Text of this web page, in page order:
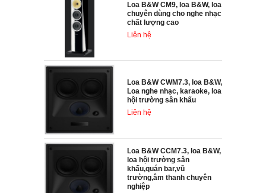
Loa B&W CM9, loa B&W, loa
chuyên dùng cho nghe nhạc
chất lượng cao
Liên hệ
Loa B&W CWM7.3, loa B&W,
Loa nghe nhạc, karaoke, loa
hội trường sân khấu
Liên hệ
Loa B&W CCM7.3, loa B&W,
loa hội trường sân
khấu,quán bar,vũ
trường,âm thanh chuyên
nghiệp